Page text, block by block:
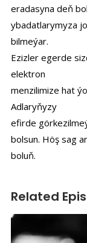
eradasyna deň
ybadatlarymyza
bilmeýar.
Ezizler egerde
elektron
menzilimize hat
Adlaryňyzy
efirde
bolsun. Höş sag
boluň.
Related